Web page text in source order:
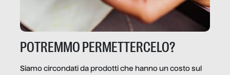
POTREMMO PERMETTERCELO?
Siamo circondati da prodotti che hanno un costo sul